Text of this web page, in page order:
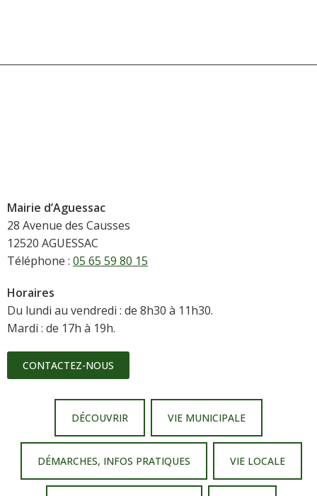
Mairie d’Aguessac
28 Avenue des Causses
12520 AGUESSAC
Téléphone : 05 65 59 80 15
Horaires
Du lundi au vendredi : de 8h30 à 11h30.
Mardi : de 17h à 19h.
CONTACTEZ-NOUS
DÉCOUVRIR VIE MUNICIPALE
DÉMARCHES, INFOS PRATIQUES VIE LOCALE